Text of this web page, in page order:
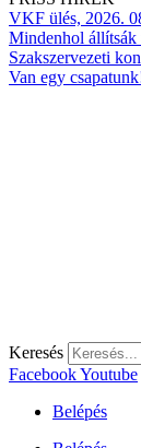
VKF ülés, 2026.
Mindenhol állítsák
Szakszervezeti
Van egy
Keresés
FacebookYoutube
Belépés